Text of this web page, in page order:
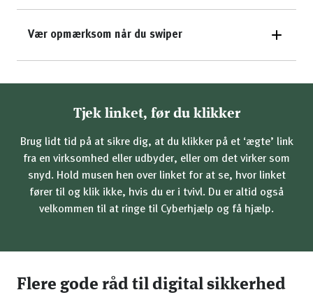
Vær opmærksom når du swiper
Tjek linket, før du klikker
Brug lidt tid på at sikre dig, at du klikker på et ‘ægte’ link
fra en virksomhed eller udbyder, eller om det virker som
snyd. Hold musen hen over linket for at se, hvor linket
fører til og klik ikke, hvis du er i tvivl. Du er altid også
velkommen til at ringe til Cyberhjælp og få hjælp.
Flere gode råd til digital sikkerhed